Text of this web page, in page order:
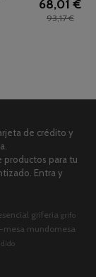
68,01 €
93,17 €
de crédito y
productos para tu
Entra y
griferia grifo
mesa mundomesa